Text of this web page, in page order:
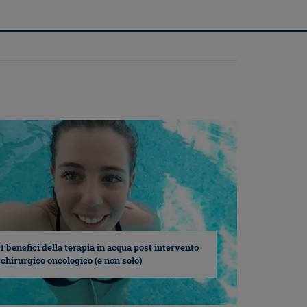
I benefici della terapia in acqua post intervento
chirurgico oncologico (e non solo)